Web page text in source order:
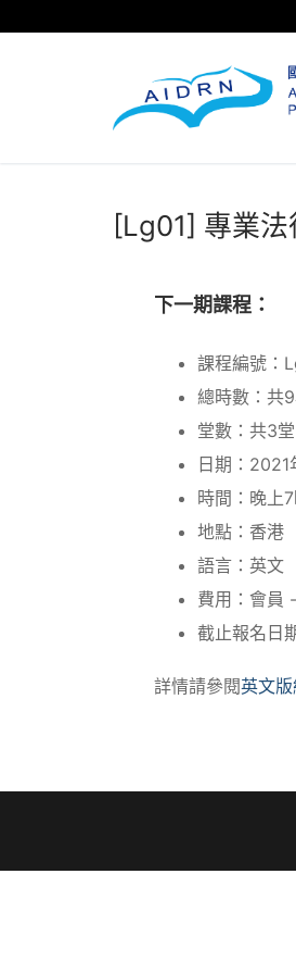
to
[Lg01] 專業
下一期課程：
課程編號：
總時數：共
堂數：共3堂
日期：2021
時間：晚上
地點：香港
語言：英文
費用：會員
截止報名日
詳情請參閱英文